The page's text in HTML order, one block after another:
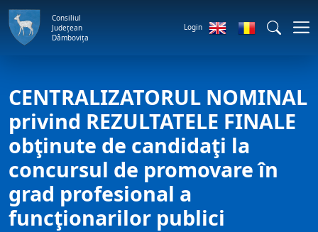
Consiliul
Județean
Dâmbovița
Login
CENTRALIZATORUL NOMINAL
privind REZULTATELE FINALE
obţinute de candidaţi la
concursul de promovare în
grad profesional a
funcţionarilor publici